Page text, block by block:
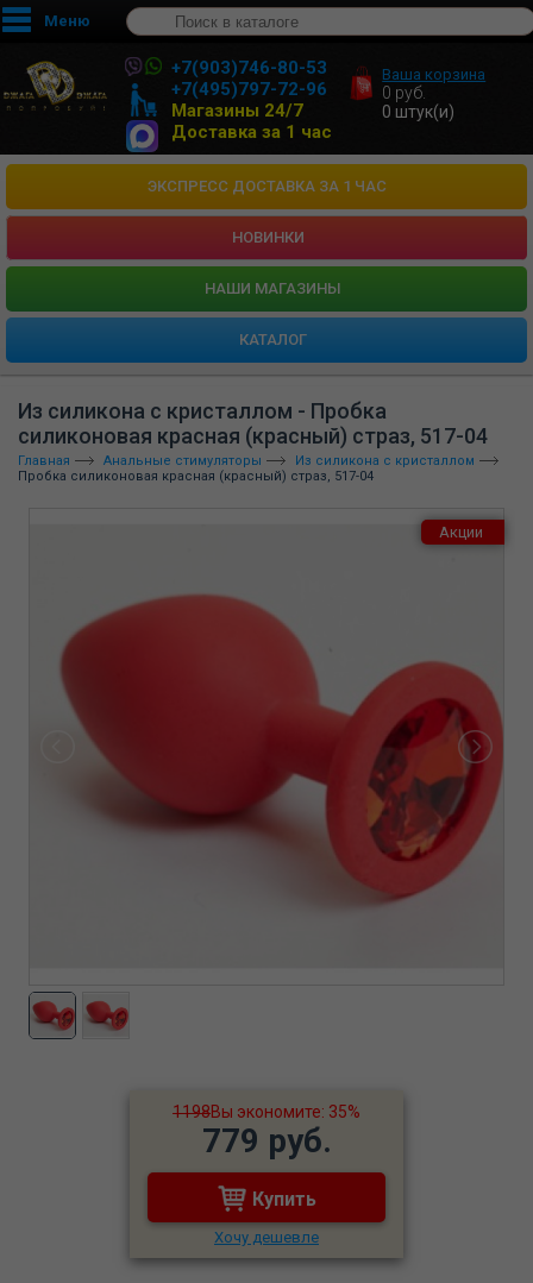
Меню
+7(903)746-80-53
+7(495)797-72-96
Магазины 24/7
Доставка за 1 час
Ваша корзина
0 руб.
0 штук(и)
ЭКСПРЕСС ДОСТАВКА ЗА 1 ЧАС
НОВИНКИ
HАШИ МАГАЗИНЫ
КАТАЛОГ
Из силикона с кристаллом - Пробка
силиконовая красная (красный) страз, 517-04
Главная Анальные стимуляторы
Из силикона с кристаллом
Пробка силиконовая красная (красный) страз, 517-04
Акции
1198Вы экономите: 35%
779 руб.
Купить
Хочу дешевле